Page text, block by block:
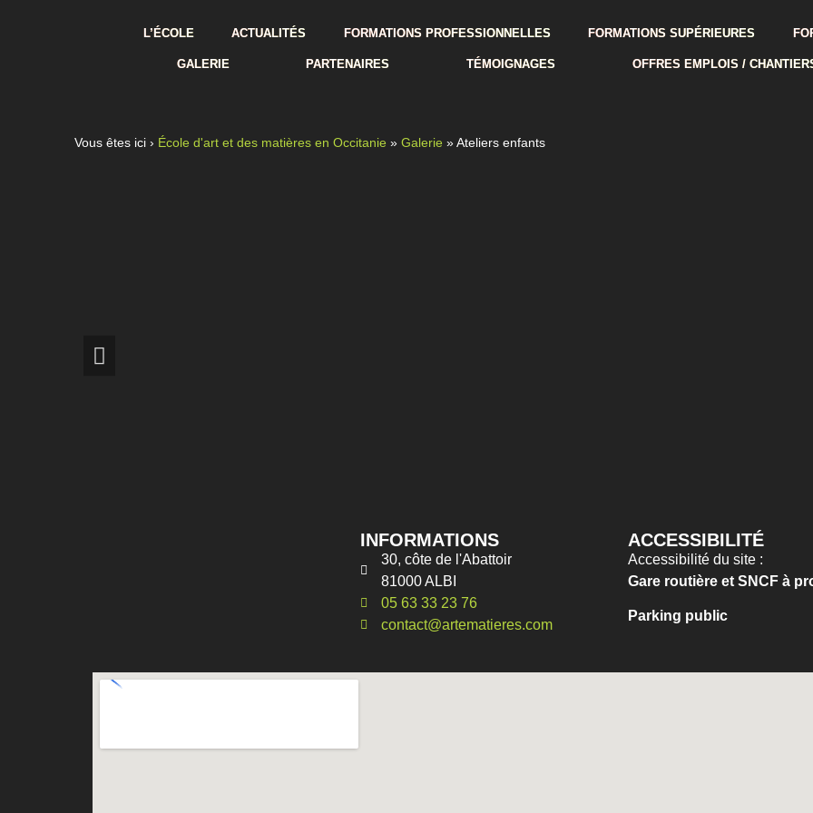
L’ÉCOLE ACTUALITÉS FORMATIONS PROFESSIONNELLES FORMATIONS SUPÉRIEURES
GALERIE PARTENAIRES TÉMOIGNAGES OFFRES EMPLOIS /
Vous êtes ici › École d'art et des matières en Occitanie » Galerie » Ateliers enfants
INFORMATIONS
30, côte de l'Abattoir
81000 ALBI
05 63 33 23 76
contact@artematieres.com
ACCESSIBILITÉ
Accessibilité du site :
Gare routière et SNCF à
Parking public